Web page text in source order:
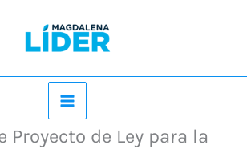
Proyecto de Ley para la